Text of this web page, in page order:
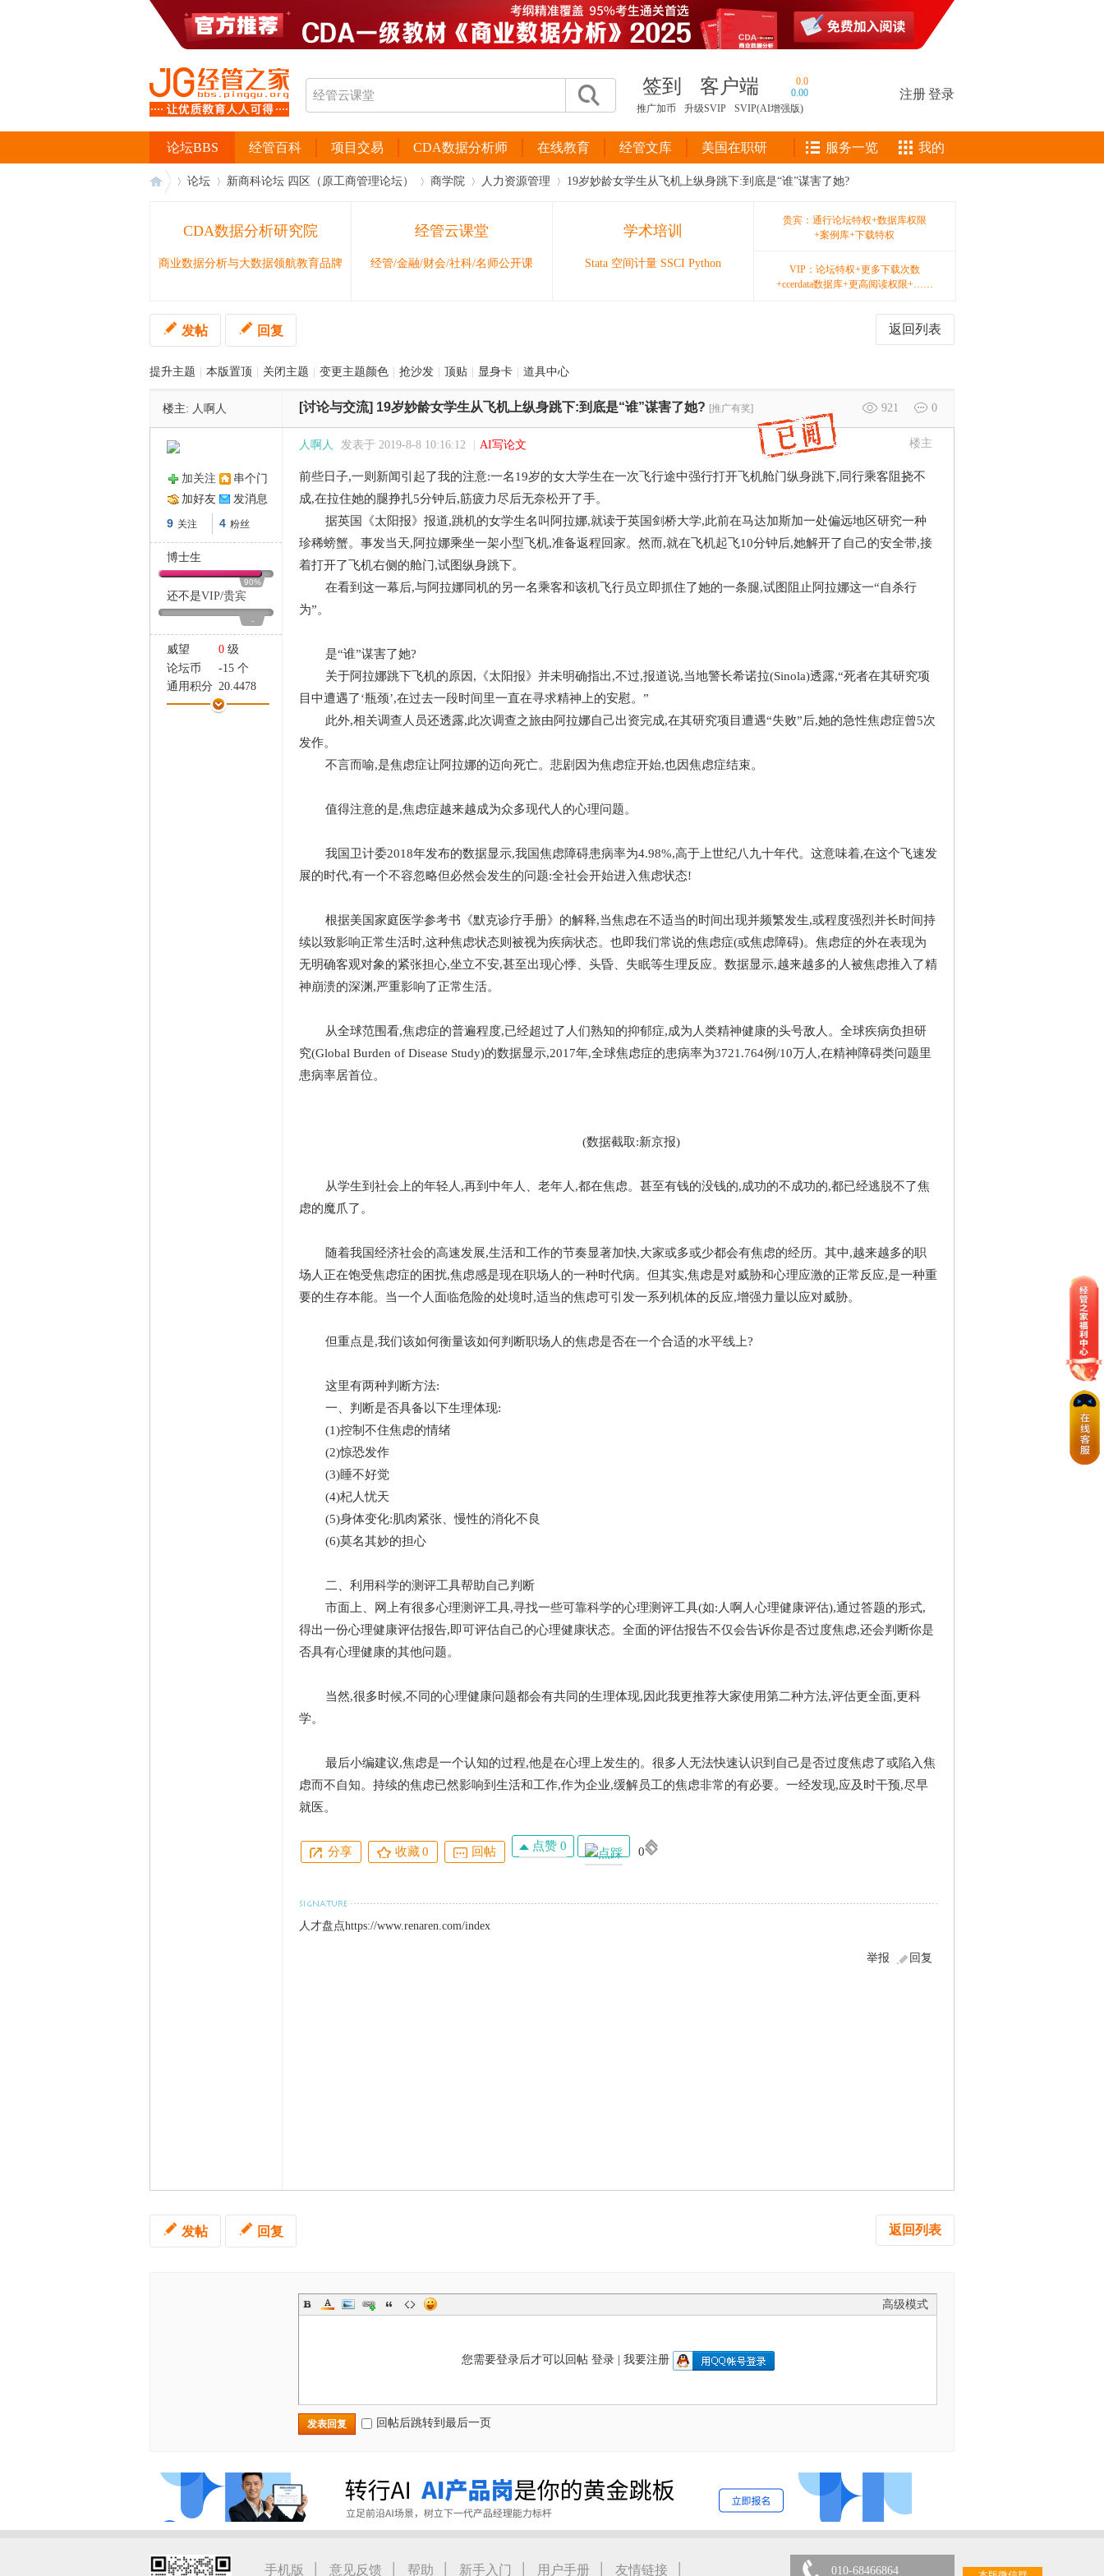
签到 客户端
0.0
0.00
推广加币
升级SVIP SVIP(AI增强版)
注册登录
经管百科 项目交易 CDA数据分析师 在线教育 经管文库 美国在职研
论坛BBS 服务一览 我的
之
论坛 新商科论坛 四区（原工商管理论坛） 商学院 人力资源管理 19岁妙龄女学生从飞机上纵身跳下:到底是“谁”谋害了她?
CDA数据分析研究院
商业数据分析与大数据领航教育品牌
经管云课堂
经管/金融/财会/社科/名师公开课
学术培训
Stata 空间计量 SSCI Python
贵宾：通行论坛特权+数据库权限
+案例库+下载特权
VIP：论坛特权+更多下载次数
+ccerdata数据库+更高阅读权限+……
返回列表
发帖 回复
提升主题 本版置顶 关闭主题 变更主题颜色 抢沙发 顶贴 显身卡 道具中心
楼主: 人啊人 921 0
[讨论与交流] 19岁妙龄女学生从飞机上纵身跳下:到底是“谁”谋害了她? [推广有奖]
加关注
串个门
加好友
发消息
9 关注 4 粉丝
博士生
90%
还不是VIP/贵宾
-
威望 0 级
论坛币
-15 个
通用积分 20.4478
学术水平
0 点
楼主
人啊人 发表于 2019-8-8 10:16:12 AI写论文
前些日子,一则新闻引起了我的注意:一名19岁的女大学生在一次飞行途中强行打开飞机舱门纵身跳下,同行乘客阻挠不
成,在拉住她的腿挣扎5分钟后,筋疲力尽后无奈松开了手。
据英国《太阳报》报道,跳机的女学生名叫阿拉娜,就读于英国剑桥大学,此前在马达加斯加一处偏远地区研究一种
珍稀螃蟹。事发当天,阿拉娜乘坐一架小型飞机,准备返程回家。然而,就在飞机起飞10分钟后,她解开了自己的安全带,接
着打开了飞机右侧的舱门,试图纵身跳下。
在看到这一幕后,与阿拉娜同机的另一名乘客和该机飞行员立即抓住了她的一条腿,试图阻止阿拉娜这一“自杀行
为”。
是“谁”谋害了她?
关于阿拉娜跳下飞机的原因,《太阳报》并未明确指出,不过,报道说,当地警长希诺拉(Sinola)透露,“死者在其研究项
目中遭遇了‘瓶颈’,在过去一段时间里一直在寻求精神上的安慰。”
此外,相关调查人员还透露,此次调查之旅由阿拉娜自己出资完成,在其研究项目遭遇“失败”后,她的急性焦虑症曾5次
发作。
不言而喻,是焦虑症让阿拉娜的迈向死亡。悲剧因为焦虑症开始,也因焦虑症结束。
值得注意的是,焦虑症越来越成为众多现代人的心理问题。
我国卫计委2018年发布的数据显示,我国焦虑障碍患病率为4.98%,高于上世纪八九十年代。这意味着,在这个飞速发
展的时代,有一个不容忽略但必然会发生的问题:全社会开始进入焦虑状态!
根据美国家庭医学参考书《默克诊疗手册》的解释,当焦虑在不适当的时间出现并频繁发生,或程度强烈并长时间持
续以致影响正常生活时,这种焦虑状态则被视为疾病状态。也即我们常说的焦虑症(或焦虑障碍)。焦虑症的外在表现为
无明确客观对象的紧张担心,坐立不安,甚至出现心悸、头昏、失眠等生理反应。数据显示,越来越多的人被焦虑推入了精
神崩溃的深渊,严重影响了正常生活。
从全球范围看,焦虑症的普遍程度,已经超过了人们熟知的抑郁症,成为人类精神健康的头号敌人。全球疾病负担研
究(Global Burden of Disease Study)的数据显示,2017年,全球焦虑症的患病率为3721.764例/10万人,在精神障碍类问题里
患病率居首位。
(数据截取:新京报)
从学生到社会上的年轻人,再到中年人、老年人,都在焦虑。甚至有钱的没钱的,成功的不成功的,都已经逃脱不了焦
虑的魔爪了。
随着我国经济社会的高速发展,生活和工作的节奏显著加快,大家或多或少都会有焦虑的经历。其中,越来越多的职
场人正在饱受焦虑症的困扰,焦虑感是现在职场人的一种时代病。但其实,焦虑是对威胁和心理应激的正常反应,是一种重
要的生存本能。当一个人面临危险的处境时,适当的焦虑可引发一系列机体的反应,增强力量以应对威胁。
但重点是,我们该如何衡量该如何判断职场人的焦虑是否在一个合适的水平线上?
这里有两种判断方法:
一、判断是否具备以下生理体现:
(1)控制不住焦虑的情绪
(2)惊恐发作
(3)睡不好觉
(4)杞人忧天
(5)身体变化:肌肉紧张、慢性的消化不良
(6)莫名其妙的担心
二、利用科学的测评工具帮助自己判断
市面上、网上有很多心理测评工具,寻找一些可靠科学的心理测评工具(如:人啊人心理健康评估),通过答题的形式,
得出一份心理健康评估报告,即可评估自己的心理健康状态。全面的评估报告不仅会告诉你是否过度焦虑,还会判断你是
否具有心理健康的其他问题。
当然,很多时候,不同的心理健康问题都会有共同的生理体现,因此我更推荐大家使用第二种方法,评估更全面,更科
学。
最后小编建议,焦虑是一个认知的过程,他是在心理上发生的。很多人无法快速认识到自己是否过度焦虑了或陷入焦
虑而不自知。持续的焦虑已然影响到生活和工作,作为企业,缓解员工的焦虑非常的有必要。一经发现,应及时干预,尽早
就医。
分享 收藏0 回帖 点赞 0 0
人才盘点https://www.renaren.com/index
回复
举报
返回列表
发帖 回复
高级模式
您需要登录后才可以回帖 登录| 我要注册
发表回复 回帖后跳转到最后一页
手机版 | 意见反馈 | 帮助 | 新手入门 | 用户手册 | 友情链接 | 010-68466864